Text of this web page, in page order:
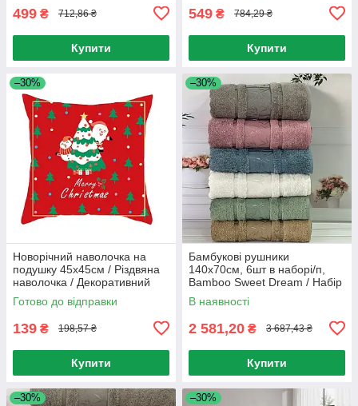
499 ₴ 712,86 ₴
Купити
549 ₴ 784,29 ₴
Купити
–30%
Новорічний наволочка на
подушку 45х45см / Різдвяна
наволочка / Декоративний
чохол для подушки
Готово до відправки
139 ₴ 198,57 ₴
Купити
–30%
Бамбукові рушники
140х70см, 6шт в наборі/п,
Bamboo Sweet Dream / Набір
рушників / Ніжні рушники
банні
В наявності
2 581,20 ₴ 3 687,43 ₴
Купити
–30% –30%